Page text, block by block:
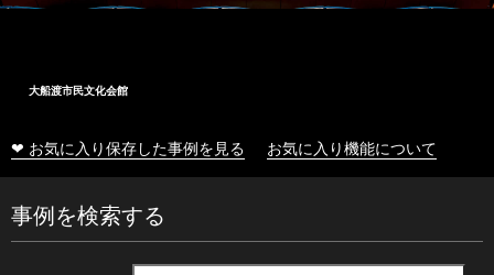
大船渡市民文化会館
❤ お気に入り保存した事例を見る お気に入り機能について
事例を検索する